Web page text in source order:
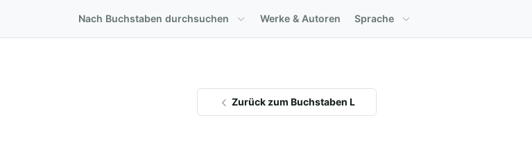
Nach Buchstaben durchsuchen Werke & Autoren Sprache
Zurück zum Buchstaben L